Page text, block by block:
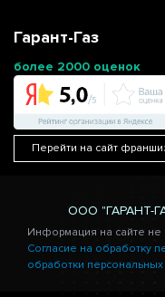
Гарант-Газ
более 2000 оценок
Перейти на сайт
ООО "ГАРАНТ-
Информация на сайте
Согласие на обработку
обработки